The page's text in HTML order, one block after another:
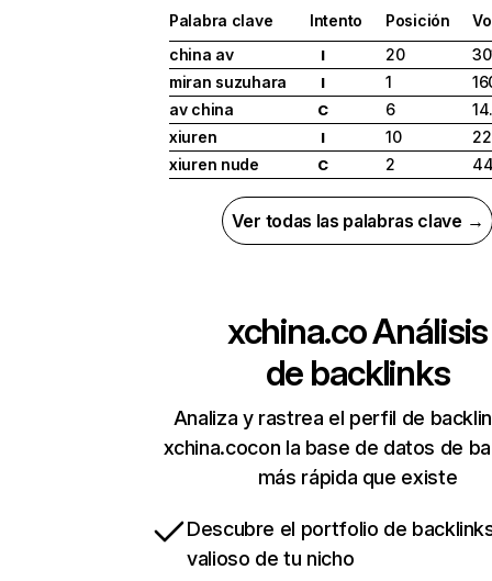
Palabra clave Intento Posición
china av
I 20
miran suzuhara
I 1
av china
C 6
xiuren
I 10
xiuren nude
C 2
Ver todas las palabras clave →
xchina.coAnálisis
de backlinks
Analiza y rastrea el perfil de
xchina.cocon la base de datos de
más rápida que existe
Descubre el portfolio de
valioso de tu nicho